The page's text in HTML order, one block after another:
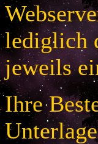
lediglich
jeweils
Ihre